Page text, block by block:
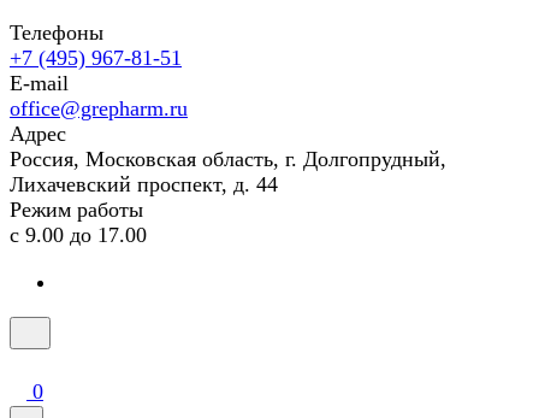
Телефоны
+7 (495) 967-81-51
E-mail
office@grepharm.ru
Адрес
Россия, Московская область, г. Долгопрудный,
Лихачевский проспект, д. 44
Режим работы
с 9.00 до 17.00
0